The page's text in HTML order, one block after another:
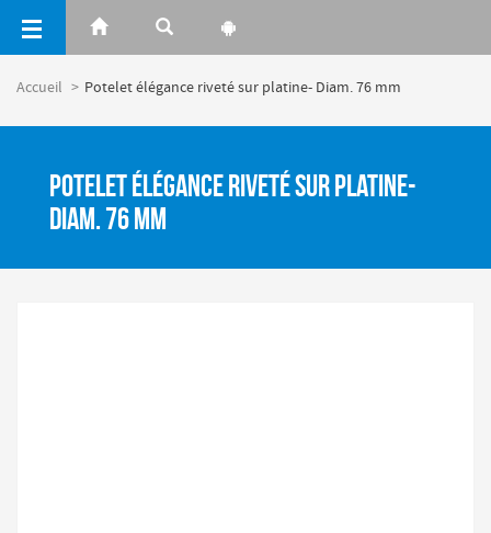
Accueil Potelet élégance riveté sur platine- Diam. 76 mm
Potelet élégance riveté sur platine-
Diam. 76 mm